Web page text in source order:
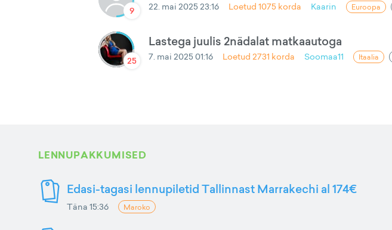
9 22. mai 2025 23:16 Loetud1075 korda Kaarin Euroopa
25
Lastega juulis 2nädalat matkaautoga
7. mai 2025 01:16 Loetud2731 korda Soomaa11 Itaalia
LENNUPAKKUMISED
Edasi-tagasi lennupiletid Tallinnast Marrakechi al 174€
Täna 15:36 Maroko